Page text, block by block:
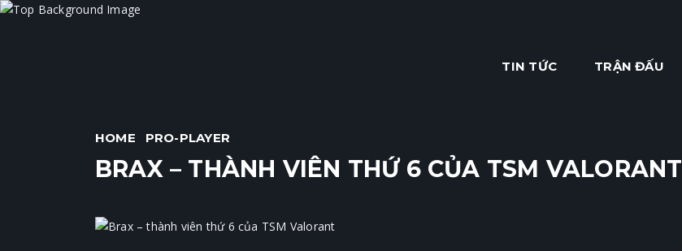
TIN TỨC TRẬN ĐẤU
HOME PRO-PLAYER
BRAX – THÀNH VIÊN THỨ 6 CỦA TSM VALORANT